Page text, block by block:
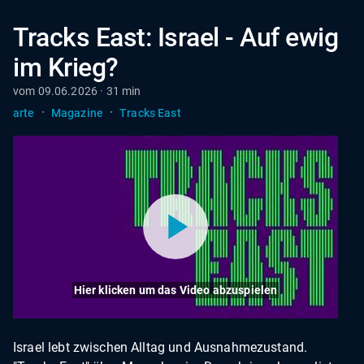
Tracks East: Israel - Auf ewig
im Krieg?
vom 09.06.2026 · 31 min
arte
· Magazine · Tracks East
Hier klicken um das Video abzuspielen
Israel lebt zwischen Alltag und Ausnahmezustand.